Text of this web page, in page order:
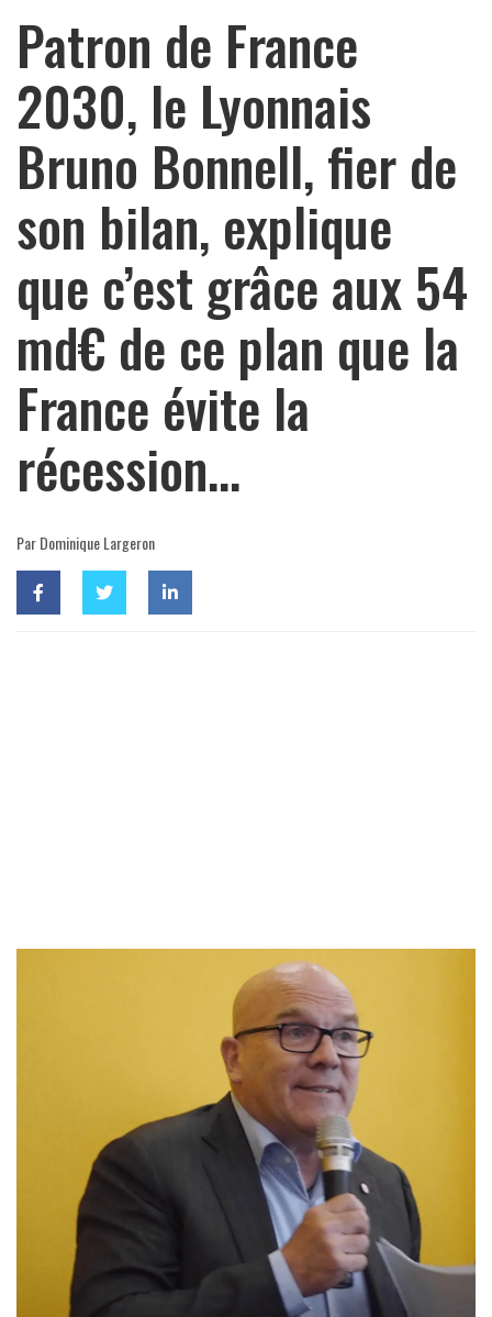
Patron de France
2030, le Lyonnais
Bruno Bonnell, fier de
son bilan, explique
que c’est grâce aux 54
md€ de ce plan que la
France évite la
récession…
Par Dominique Largeron